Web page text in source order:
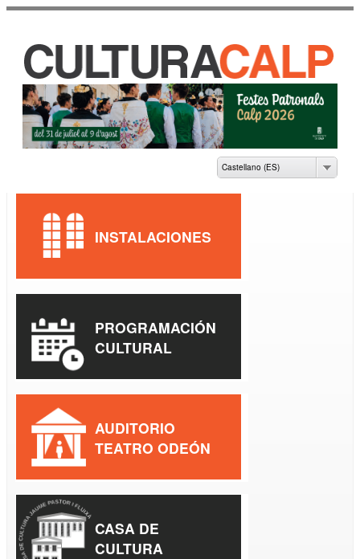
principal
CASA DE CULTURA
JAUME PASTOR I
Castellano (ES)
INSTALACIONES
PROGRAMACIÓN
CULTURAL
AUDITORIO
TEATRO ODEÓN
CASA DE
CULTURA